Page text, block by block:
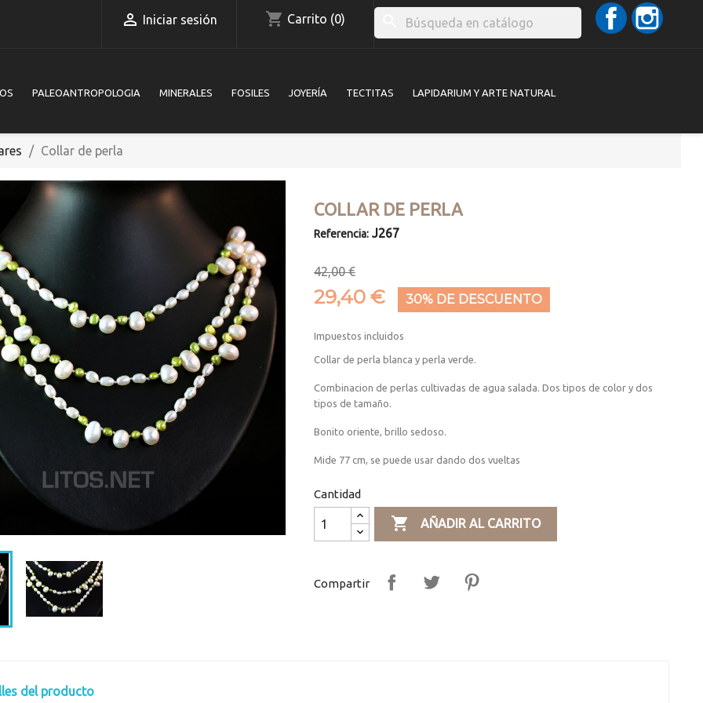
 Iniciar sesión shopping_cart Carrito (0)
Facebook
PALEOANTROPOLOGIA MINERALES FOSILES JOYERÍA TECTITAS LAPIDARIUM Y ARTE NATURAL
Collar de perla
COLLAR DE PERLA
Referencia: J267
42,00 €
29,40 € 30% DE DESCUENTO
Impuestos incluidos
Collar de perla blanca y perla verde.
Combinacion de perlas cultivadas de agua salada. Dos tipos de color y dos
tipos de tamaño.
Bonito oriente, brillo sedoso.
Mide 77 cm, se puede usar dando dos vueltas
Cantidad
 AÑADIR AL CARRITO
Compartir
del producto